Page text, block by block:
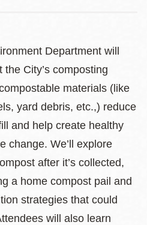
Department will
City’s composting
materials (like
yard debris, etc.,) reduce
and help create healthy
change. We’ll explore
after it’s collected,
a home compost pail and
strategies that could
will also learn